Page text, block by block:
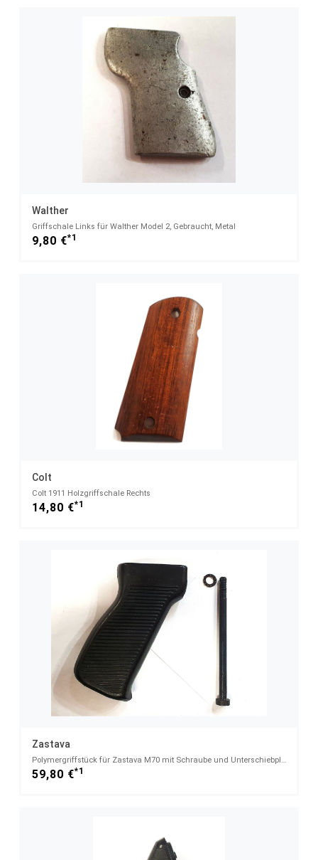
Walther
Griffschale Links für Walther Model 2, Gebraucht, Metal
9,80 €*1
Colt
Colt 1911 Holzgriffschale Rechts
14,80 €*1
Zastava
Polymergriffstück für Zastava M70 mit Schraube und Unterschiebplatte
59,80 €*1